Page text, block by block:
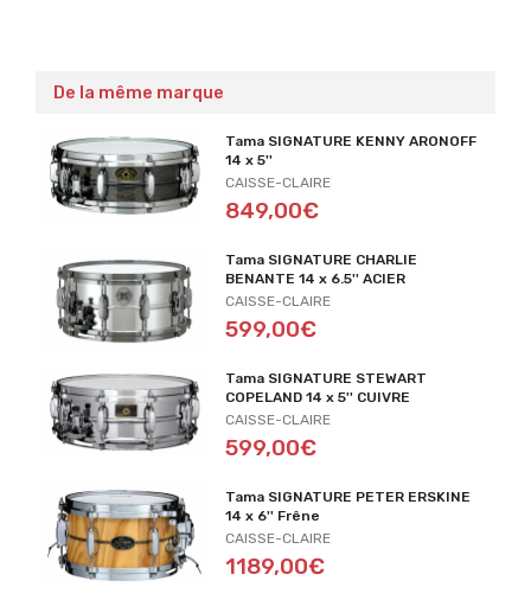
De la même marque
Tama SIGNATURE KENNY ARONOFF
14 x 5''
CAISSE-CLAIRE
849,00€
Tama SIGNATURE CHARLIE
BENANTE 14 x 6.5'' ACIER
CAISSE-CLAIRE
599,00€
Tama SIGNATURE STEWART
COPELAND 14 x 5'' CUIVRE
CAISSE-CLAIRE
599,00€
Tama SIGNATURE PETER ERSKINE
14 x 6'' Frêne
CAISSE-CLAIRE
1189,00€